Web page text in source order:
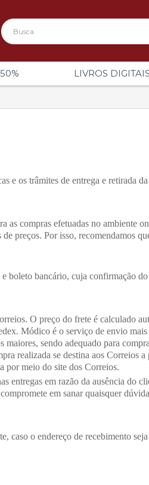
LIVROS DIGITAIS
e os trâmites de entrega e retirada
as compras efetuadas no
preços. Por isso,
boleto bancário, cuja confirmação
O preço do frete é calculado
Módico é o serviço de envio
sendo adequado para
realizada se destina aos
por meio do site dos Correios.
entregas em razão da ausência do
em sanar quaisquer
caso o endereço de recebimento